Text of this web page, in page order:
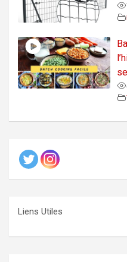
Liens Utiles